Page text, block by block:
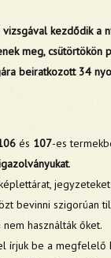
kezdődik a
meg, csütörtökön
beiratkozott 34
és 107-es
.
bevinni szigorúan
használták őket.
írjuk be a megfelelő